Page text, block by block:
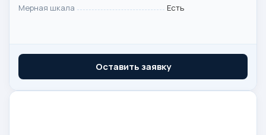
Мерная шкала
Есть
Оставить заявку